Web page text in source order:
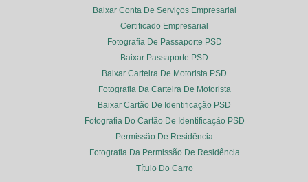
Baixar Conta De Serviços Empresarial
Certificado Empresarial
Fotografia De Passaporte PSD
Baixar Passaporte PSD
Baixar Carteira De Motorista PSD
Fotografia Da Carteira De Motorista
Baixar Cartão De Identificação PSD
Fotografia Do Cartão De Identificação PSD
Permissão De Residência
Fotografia Da Permissão De Residência
Título Do Carro